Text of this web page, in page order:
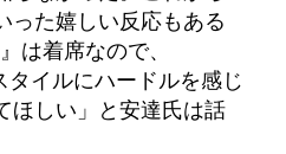
った嬉しい反応もある
は着席なので、
タイルにハードルを感じ
ほしい」と安達氏は話